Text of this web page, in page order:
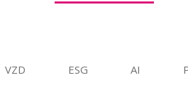
VZD ESG AI